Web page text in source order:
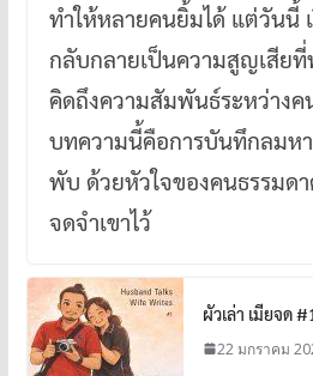
ทำให้หลายคนยิ้มได้ แต่วันนี้ เ
กลับกลายเป็นความสูญเสียที่
คิดถึงความสัมพันธ์ระหว่างค
บทความนี้คือการบันทึกลมห
พับ ด้วยหัวใจของคนธรรมด
จดจำเขาไว้
ผัวเล่า เมียจด #1
22 มกราคม